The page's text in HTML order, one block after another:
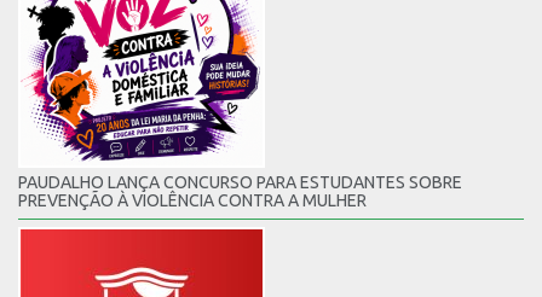
PAUDALHO LANÇA CONCURSO PARA ESTUDANTES SOBRE
PREVENÇÃO À VIOLÊNCIA CONTRA A MULHER